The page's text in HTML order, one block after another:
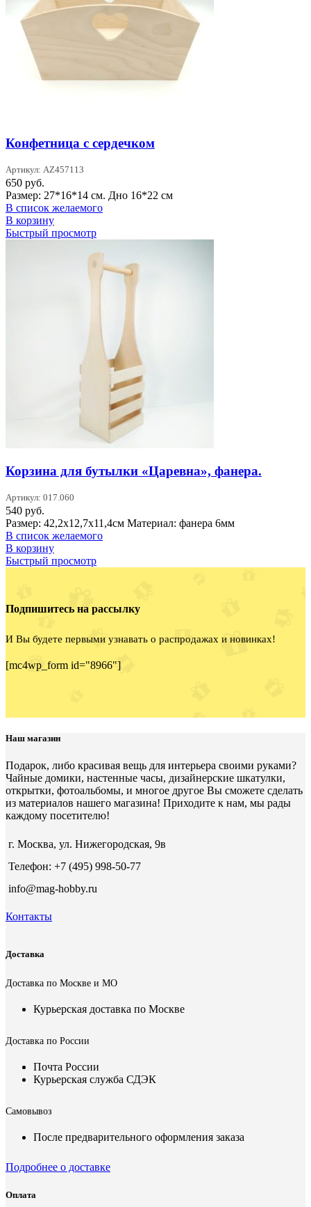
Конфетница с сердечком
Артикул: AZ457113
650 руб.
Размер: 27*16*14 см. Дно 16*22 см
В список желаемого
В корзину
Быстрый просмотр
Корзина для бутылки «Царевна», фанера.
Артикул: 017.060
540 руб.
Размер: 42,2х12,7х11,4см Материал: фанера 6мм
В список желаемого
В корзину
Быстрый просмотр
Подпишитесь на рассылку
И Вы будете первыми узнавать о распродажах и новинках!
[mc4wp_form id="8966"]
Наш магазин
Подарок, либо красивая вещь для интерьера своими руками?
Чайные домики, настенные часы, дизайнерские шкатулки,
открытки, фотоальбомы, и многое другое Вы сможете сделать
из материалов нашего магазина! Приходите к нам, мы рады
каждому посетителю!
г. Москва, ул. Нижегородская, 9в
Телефон: +7 (495) 998-50-77
info@mag-hobby.ru
Контакты
Доставка
Доставка по Москве и МО
Курьерская доставка по Москве
Доставка по России
Почта России
Курьерская служба СДЭК
Самовывоз
После предварительного оформления заказа
Подробнее о доставке
Оплата